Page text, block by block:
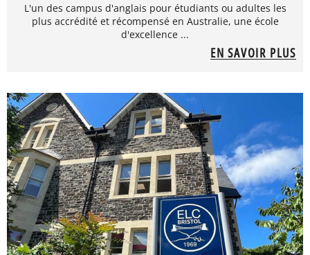
L'un des campus d'anglais pour étudiants ou adultes les
plus accrédité et récompensé en Australie, une école
d'excellence ...
EN SAVOIR PLUS